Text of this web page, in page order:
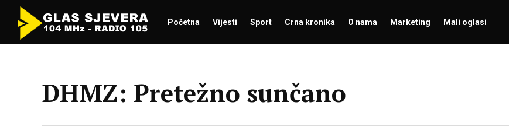
Početna Vijesti Sport Crna kronika O nama Marketing Mali oglasi
DHMZ: Pretežno sunčano